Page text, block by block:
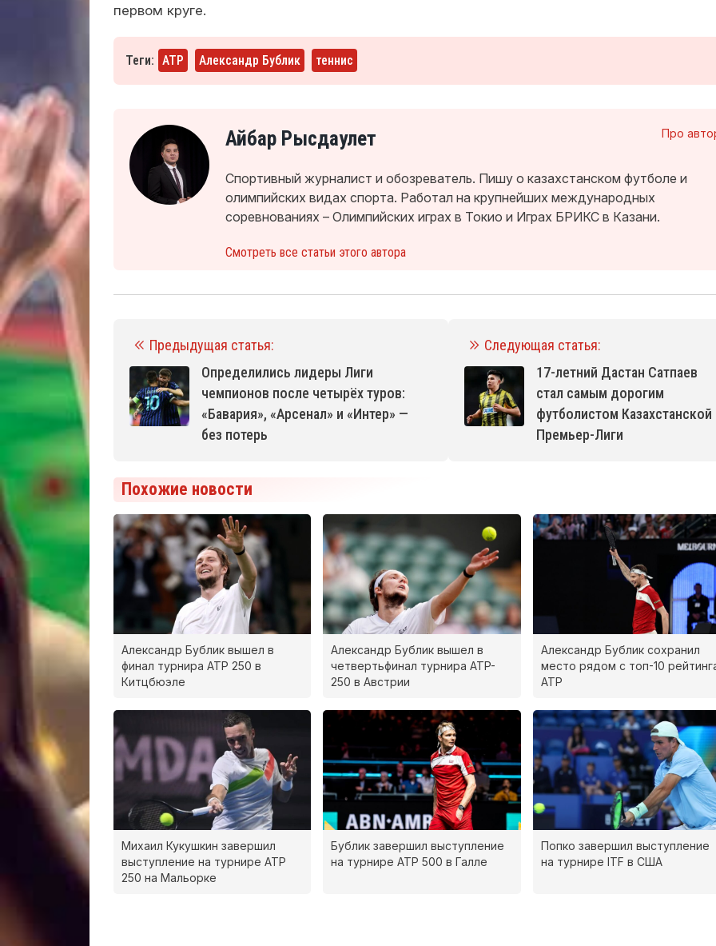
первом круге.
Теги: ATP Александр Бублик теннис
Про
Айбар Рысдаулет
Спортивный журналист и обозреватель. Пишу о казахстанском футболе и
олимпийских видах спорта. Работал на крупнейших международных
соревнованиях – Олимпийских играх в Токио и Играх БРИКС в Казани.
Смотреть все статьи этого автора
Предыдущая статья:
Определились лидеры Лиги
чемпионов после четырёх туров:
«Бавария», «Арсенал» и «Интер» —
без потерь
Следующая статья:
17-летний Дастан Сатпаев
стал самым дорогим
футболистом Казахстанской
Премьер-Лиги
Похожие новости
Александр Бублик вышел в
финал турнира ATP 250 в
Китцбюэле
Александр Бублик вышел в
четвертьфинал турнира ATP-
250 в Австрии
Александр Бублик сохранил
место рядом с топ-10
ATP
Михаил Кукушкин завершил
выступление на турнире ATP
250 на Мальорке
Бублик завершил выступление
на турнире ATP 500 в Галле
Попко завершил выступление
на турнире ITF в США